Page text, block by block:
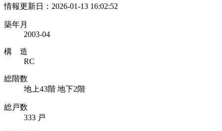
情報更新日：2026-01-13 16:02:52
築年月
2003-04
構 造
RC
総階数
地上43階 地下2階
総戸数
333 戸